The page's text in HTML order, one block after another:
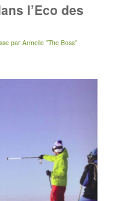
l’Eco des
par Armelle "The Boss"